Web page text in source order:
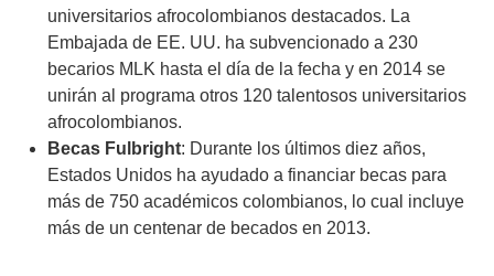
universitarios afrocolombianos destacados. La
Embajada de EE. UU. ha subvencionado a 230
becarios MLK hasta el día de la fecha y en 2014 se
unirán al programa otros 120 talentosos universitarios
afrocolombianos.
Becas Fulbright: Durante los últimos diez años,
Estados Unidos ha ayudado a financiar becas para
más de 750 académicos colombianos, lo cual incluye
más de un centenar de becados en 2013.